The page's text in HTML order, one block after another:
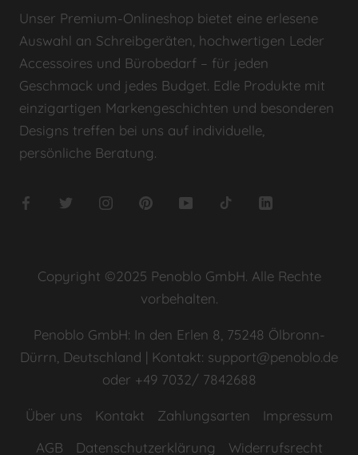
Unser Premium-Onlineshop bietet eine erlesene
Auswahl an Schreibgeräten, hochwertigen Leder
Accessoires und Bürobedarf – für jeden
Geschmack und jedes Budget. Edle Produkte mit
einzigartigen Markengeschichten und besonderen
Designs treffen bei uns auf individuelle,
persönliche Beratung.
Copyright ©2025 Penoblo GmbH. Alle Rechte
vorbehalten.
Penoblo GmbH: In den Erlen 8, 75248 Ölbronn-
Dürrn, Deutschland | Kontakt: support@penoblo.de
oder +49 7032/ 7842688
Über uns Kontakt Zahlungsarten
Impressum
AGB
Datenschutzerklärung Widerrufsrecht